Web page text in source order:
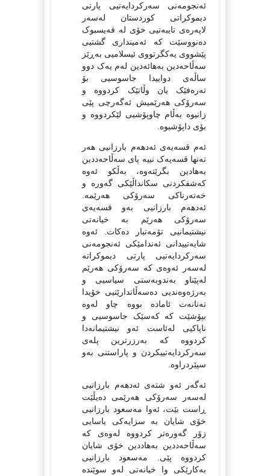
ئەنجومەنی‌ سەركردایەتیی‌ پارتی‌
دیموكراتی‌ كوردستان لەسەر
لاپەرەی‌ تایبەتیی‌ خۆی‌ لە فەیسبوک
دەنووسێت کە ئەمینداری گشتیی
پێشووی یەکگرتووی ئیسلامیی بەڕێز
سەڵاحەدین بەهائەدین لەم یەک دوو
ساڵەی دواییدا جاسوسیی بۆ
تەرەفێک یان وڵاتێک کردووە و
سەرۆکی هەرێمیش ئەگەرچی پێی
زانیوە بەڵام چاوپۆشیی لێکردووە و
بۆی داپۆشیوە.
ئەم قسەیەی ئەدهەم بارزانیی هەر
تەنها قسەیەک نییە پای سەڵاحەددین
بەهادین بگرێتەوە، بەڵکو ئەوە
کەشفکردنی سکانداڵێکی گەورە و
خەتەرناکی سەرۆکی هەرێمە.
ئەدهەم بارزانیی بەو قسەیەی
سەرۆکی هەرێم بە خیانەتی
نیشتیمانیی تۆمەتبار دەکات. ئەوە
شایەتییدانی ئەندامێکی ئەنجومەنی
سەرکردایەتیی پارتی دیموکراتە
لەسەر ئەوەی کە سەرۆکی هەرێم
لەپێناو بەندوبەستی سیاسیی و
بەرژەوەندیی دەسەڵاتدارێتیی خۆیدا
تەنانەت ئامادە بووە چاو لەوە
بپۆشێت کە کەسێک جاسوسیی و
ناپاکیی لەئاست ئەو نیشتیمانەدا
کردووە کە بەرزرترین پلەی
سەرکردایەتییکردن و پاراستنی بەو
سپێردراوە.
‌ئەگەر ئەو شتەی ئەدهەم بارزانیی
لەسەر سەرۆکی هەرێمی دەیڵێت
ڕاست بێت، ئەوا مەسعود بارزانیی
خۆی شایان بە سزایەکی یاسایی
زۆر گەورەتر کردووە لەوەی کە
سەڵاحەددین بەهاددین خۆی شایان
کردووە پێی. مەسعود بارزانیی
بەکارێکی وا خیانەتی لەو سوێندە